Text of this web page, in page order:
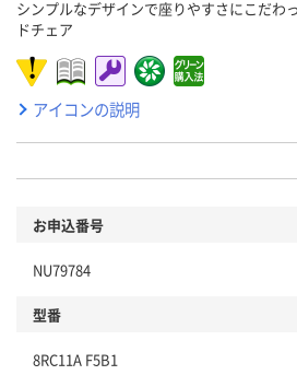
シンプルなデザインで座りやすさにこだわ
ドチェア
アイコンの説明
お申込番号
NU79784
型番
8RC11A F5B1